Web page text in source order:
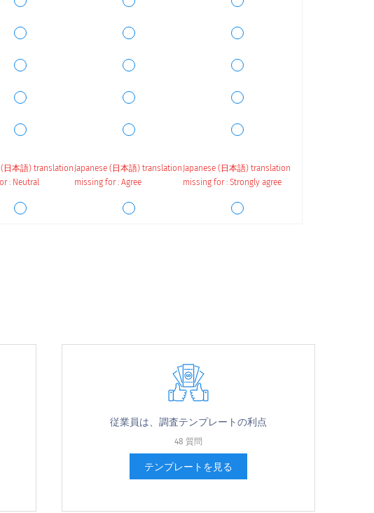
(日本語) translation
: Neutral
Japanese (日本語) translation
missing for : Agree
Japanese (日本語) translation
missing for : Strongly agree
？
従業員は、調査テンプレートの利点
48 質問
テンプレートを見る